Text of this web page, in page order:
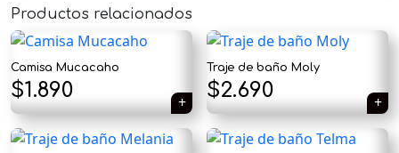
Productos relacionados
Camisa Mucacaho
$1.890
Traje de baño Moly
$2.690